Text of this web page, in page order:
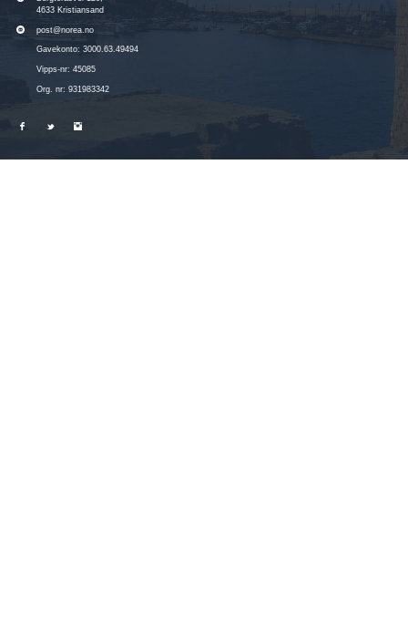
4633 Kristiansand
post@norea.no
Gavekonto: 3000.63.49494
Vipps-nr: 45085
Org. nr: 931983342